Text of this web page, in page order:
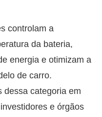
controlam a
da bateria,
energia e otimizam a
de carro.
dessa categoria em
e órgãos